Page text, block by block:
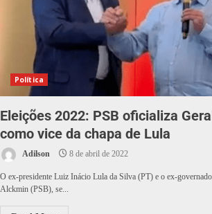
Política
Eleições 2022: PSB oficializa
como vice da chapa de Lula
Adilson 8 de abril de 2022
O ex-presidente Luiz Inácio Lula da Silva (PT) e o ex-
Alckmin (PSB), se...